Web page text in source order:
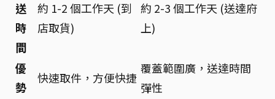
送
時
間
約 1-2 個工作天 (到
店取貨)
約 2-3 個工作天 (送達府
上)
優
勢
快速取件，方便快捷
覆蓋範圍廣，送達時間
彈性